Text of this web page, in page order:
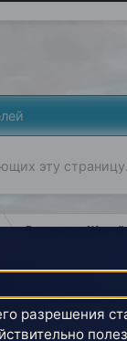
эту страницу.
Вселенная Живой
от 11.04.2016
разрешения